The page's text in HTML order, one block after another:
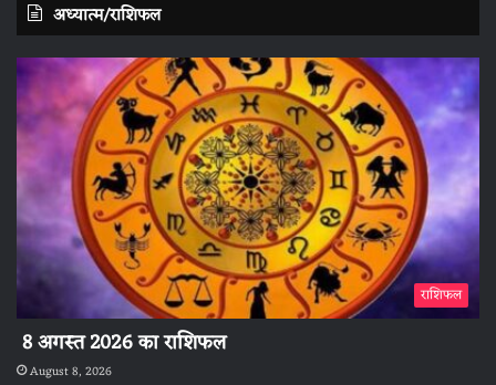
अध्यात्म/राशिफल
राशिफल
8 अगस्त 2026 का राशिफल
August 8, 2026